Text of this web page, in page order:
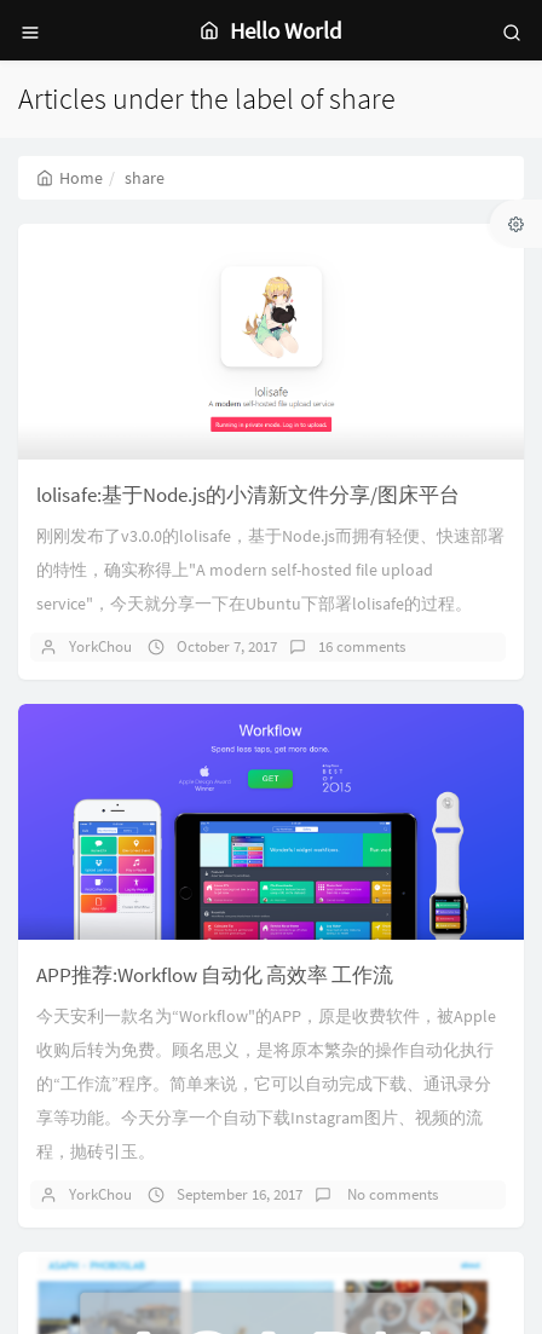
Hello World
Articles under the label of share
Home share
lolisafe:基于Node.js的小清新文件分享/图床平台
刚刚发布了v3.0.0的lolisafe，基于Node.js而拥有轻便、快速部署
的特性，确实称得上"A modern self-hosted file upload
service"，今天就分享一下在Ubuntu下部署lolisafe的过程。
YorkChou October 7, 2017 16 comments
APP推荐:Workflow 自动化 高效率 工作流
今天安利一款名为“Workflow"的APP，原是收费软件，被Apple
收购后转为免费。顾名思义，是将原本繁杂的操作自动化执行
的“工作流”程序。简单来说，它可以自动完成下载、通讯录分
享等功能。今天分享一个自动下载Instagram图片、视频的流
程，抛砖引玉。
YorkChou September 16, 2017 No comments